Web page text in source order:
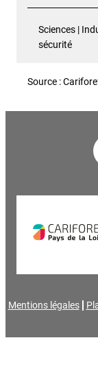
Sciences |
sécurité
Source :
Mentions légales